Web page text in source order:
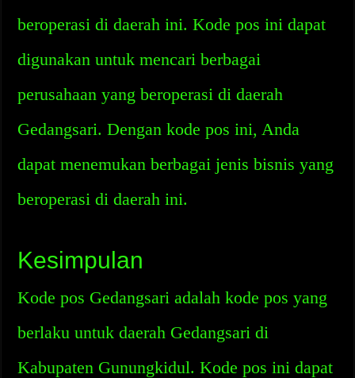
beroperasi di daerah ini. Kode pos ini dapat
digunakan untuk mencari berbagai
perusahaan yang beroperasi di daerah
Gedangsari. Dengan kode pos ini, Anda
dapat menemukan berbagai jenis bisnis yang
beroperasi di daerah ini.
Kesimpulan
Kode pos Gedangsari adalah kode pos yang
berlaku untuk daerah Gedangsari di
Kabupaten Gunungkidul. Kode pos ini dapat